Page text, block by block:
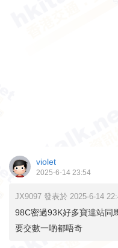
violet
2025-6-14 23:54
JX9097 發表於 2025-6-14
98C密過93K好多寶達站同
要交數一啲都唔奇